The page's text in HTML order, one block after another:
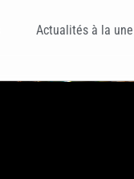
Actualités à la une